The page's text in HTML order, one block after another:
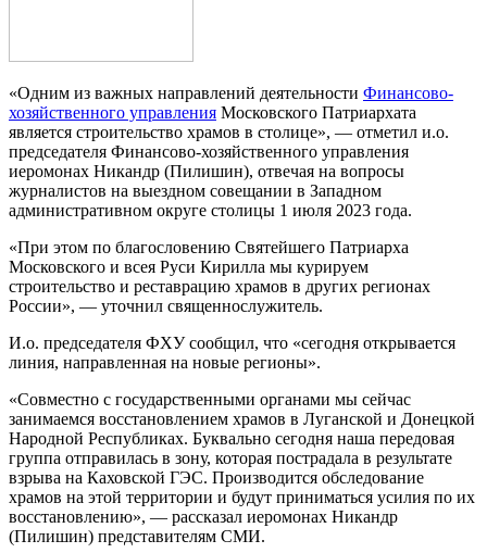
«Одним из важных направлений деятельности Финансово-
хозяйственного управления Московского Патриархата
является строительство храмов в столице», — отметил и.о.
председателя Финансово-хозяйственного управления
иеромонах Никандр (Пилишин), отвечая на вопросы
журналистов на выездном совещании в Западном
административном округе столицы 1 июля 2023 года.
«При этом по благословению Святейшего Патриарха
Московского и всея Руси Кирилла мы курируем
строительство и реставрацию храмов в других регионах
России», — уточнил священнослужитель.
И.о. председателя ФХУ сообщил, что «сегодня открывается
линия, направленная на новые регионы».
«Совместно с государственными органами мы сейчас
занимаемся восстановлением храмов в Луганской и Донецкой
Народной Республиках. Буквально сегодня наша передовая
группа отправилась в зону, которая пострадала в результате
взрыва на Каховской ГЭС. Производится обследование
храмов на этой территории и будут приниматься усилия по их
восстановлению», — рассказал иеромонах Никандр
(Пилишин) представителям СМИ.